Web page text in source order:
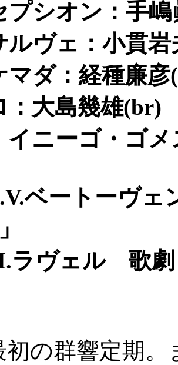
プシオン：手嶋
ルヴェ：小貫岩
マダ：経種廉彦
：大島幾雄(br)
イニーゴ・ゴ
ベートーヴェ
ラヴェル 歌劇
初の群響定期